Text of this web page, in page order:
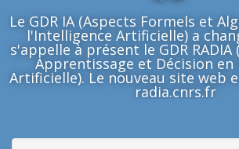
Le GDR IA (Aspects Formels et
l'Intelligence Artificielle) a
s'appelle à présent le GDR
Apprentissage et Décision en
Artificielle). Le nouveau site web
radia.cnrs.fr